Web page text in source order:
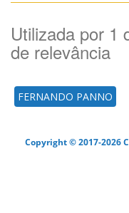
Utilizada por 1
de relevância
FERNANDO PANNO
Copyright © 2017-2026